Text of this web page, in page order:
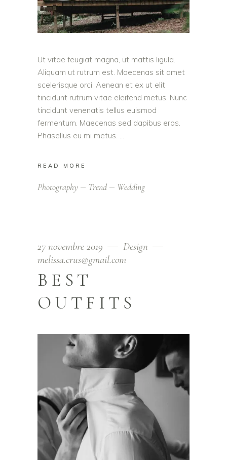
Ut vitae feugiat magna, ut mattis ligula.
Aliquam ut rutrum est. Maecenas sit amet
scelerisque orci. Aenean et ex ut elit
tincidunt rutrum vitae eleifend metus. Nunc
tincidunt venenatis tellus euismod
fermentum. Maecenas sed dapibus eros.
Phasellus eu mi metus.
READ MORE
Photography Trend Wedding
27 novembre 2019
Design
melissa.crus@gmail.com
BEST
OUTFITS